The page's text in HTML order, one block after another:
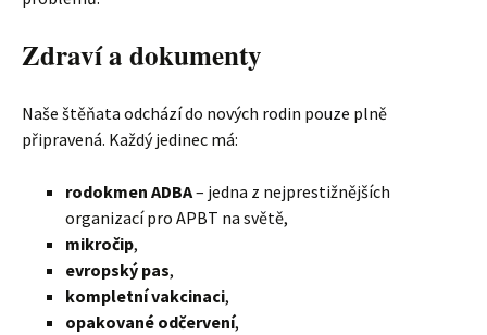
Zdraví a dokumenty
Naše štěňata odchází do nových rodin pouze plně
připravená. Každý jedinec má:
rodokmen ADBA– jedna z nejprestižnějších
organizací pro APBT na světě,
mikročip,
evropský pas,
kompletní vakcinaci,
opakované odčervení,